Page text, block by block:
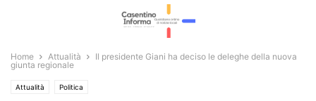
Home Attualità
Il presidente Giani ha deciso le deleghe della nuova
giunta regionale
Attualità Politica